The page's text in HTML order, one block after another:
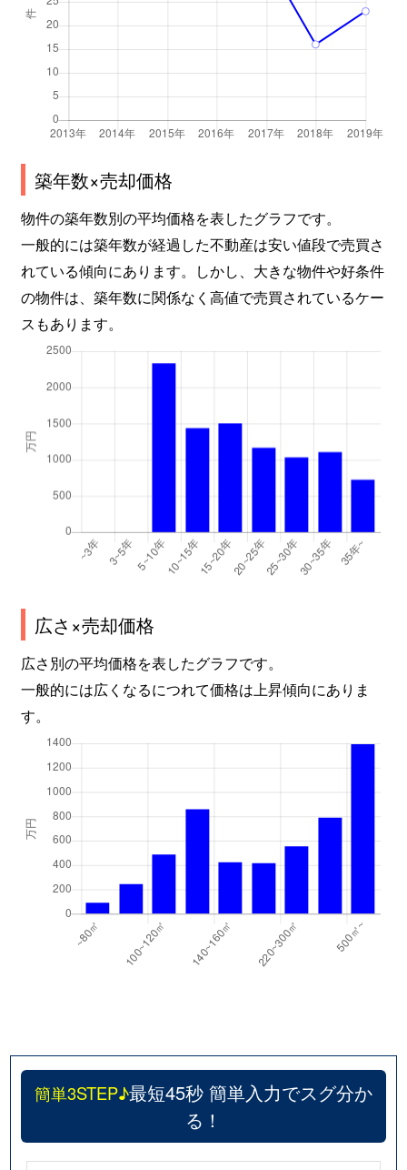
築年数×売却価格
物件の築年数別の平均価格を表したグラフです。
一般的には築年数が経過した不動産は安い値段で売買さ
れている傾向にあります。しかし、大きな物件や好条件
の物件は、築年数に関係なく高値で売買されているケー
スもあります。
広さ×売却価格
広さ別の平均価格を表したグラフです。
一般的には広くなるにつれて価格は上昇傾向にありま
す。
簡単3STEP♪最短45秒 簡単入力でスグ分か
る！